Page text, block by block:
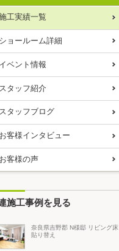
工実績一覧
ショールーム詳細
イベント情報
スタッフ紹介
スタッフブログ
お客様インタビュー
お客様の声
施工事例を見る
奈良県吉野郡 N様邸 リビング床
貼り替え